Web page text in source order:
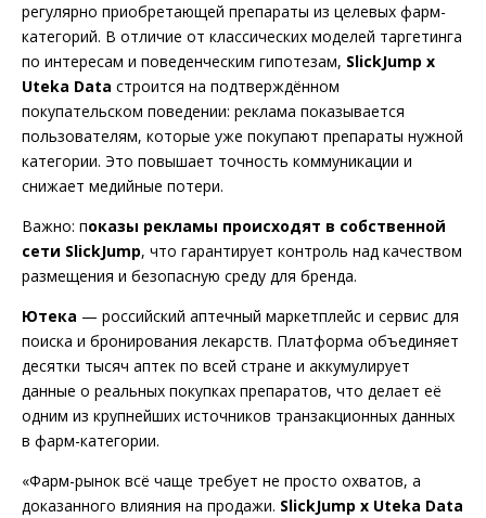
регулярно приобретающей препараты из целевых фарм-
категорий. В отличие от классических моделей таргетинга
по интересам и поведенческим гипотезам, SlickJump x
Uteka Data строится на подтверждённом
покупательском поведении: реклама показывается
пользователям, которые уже покупают препараты нужной
категории. Это повышает точность коммуникации и
снижает медийные потери.
Важно: показы рекламы происходят в собственной
сети SlickJump, что гарантирует контроль над качеством
размещения и безопасную среду для бренда.
Ютека — российский аптечный маркетплейс и сервис для
поиска и бронирования лекарств. Платформа объединяет
десятки тысяч аптек по всей стране и аккумулирует
данные о реальных покупках препаратов, что делает её
одним из крупнейших источников транзакционных данных
в фарм-категории.
«Фарм-рынок всё чаще требует не просто охватов, а
доказанного влияния на продажи. SlickJump x Uteka Data